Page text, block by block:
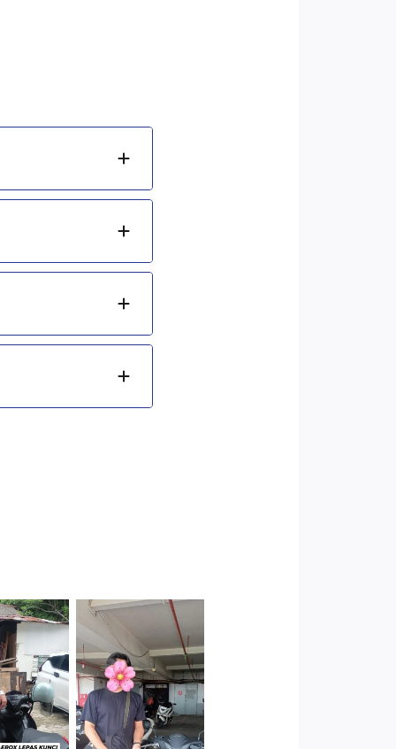
Jakarta
Cityplaza
Jatinegara
Gedung Parkir